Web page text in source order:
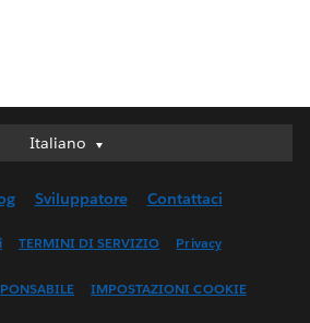
Italiano
Italiano
English (UK)
Français (Canada)
Sviluppatore Contattaci
TERMINI DI SERVIZIO Privacy
IMPOSTAZIONI COOKIE